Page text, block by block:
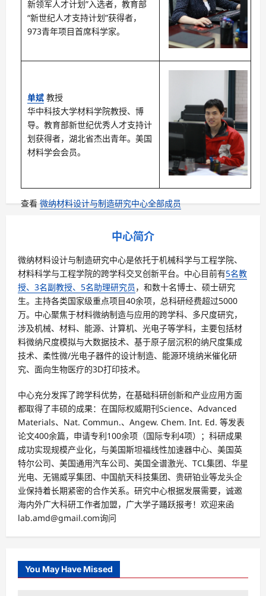
新领军人才计划”入选者，教育部
“新世纪人才支持计划”获得者，
973青年项目首席科学家。
单斌 教授
华中科技大学材料学院教授、博
导。教育部新世纪优秀人才支持计
划获得者，湖北省杰出青年。美国
材料学会会员。
查看微纳材料设计与制造研究中心全部成员
中心简介
微纳材料设计与制造研究中心是依托于机械科学与工程学院、
材料科学与工程学院的跨学科交叉创新平台。中心目前有5名教
授、3名副教授、5名助理研究员 ，和数十名博士、硕士研究
生。主持各类国家级重点项目40余项，总科研经费超过5000
万。中心聚焦于材料微纳制造与应用的跨学科、多尺度研究，
涉及机械、材料、能源、计算机、光电子等学科，主要包括材
料微纳尺度模拟与大数据技术、基于原子层沉积的纳尺度集成
技术、柔性微/光电子器件的设计制造、能源环境纳米催化研
究、面向生物医疗的3D打印技术。
中心充分发挥了跨学科优势，在基础科研创新和产业应用方面
都取得了丰硕的成果：在国际权威期刊Science、Advanced
Materials、Nat. Commun.、Angew. Chem. Int. Ed. 等发表
论文400余篇，申请专利100余项（国际专利4项）；科研成果
成功实现规模产业化，与美国斯坦福线性加速器中心、美国英
特尔公司、美国通用汽车公司、美国全谱激光、TCL集团、华星
光电、无锡威孚集团、中国航天科技集团、贵研铂业等龙头企
业保持着长期紧密的合作关系。研究中心根据发展需要，诚邀
海内外广大科研工作者加盟，广大学子踊跃报考！欢迎来函
lab.amd@gmail.com询问
You May Have Missed